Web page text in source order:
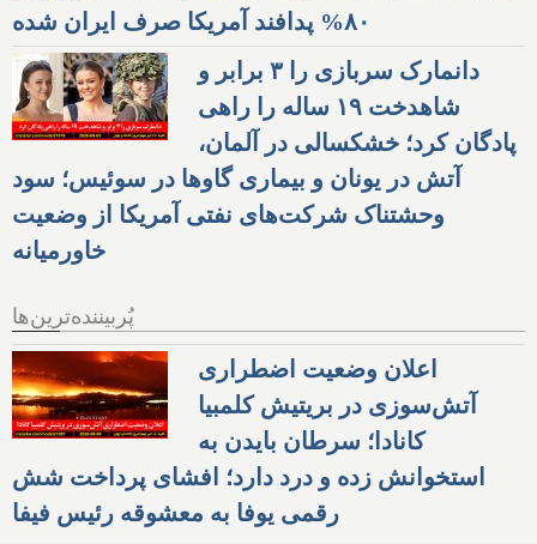
۸۰% پدافند آمریکا صرف ایران شده
دانمارک سربازی را ۳ برابر و
شاهدخت ۱۹ ساله را راهی
پادگان کرد؛ خشکسالی در آلمان،
آتش در یونان و بیماری گاوها در سوئیس؛ سود
وحشتناک شرکت‌های نفتی آمریکا از وضعیت
خاورمیانه
پُربیننده‌ترین‌ها
اعلان وضعیت اضطراری
آتش‌سوزی در بریتیش کلمبیا
کانادا؛ سرطان بایدن به
استخوانش زده و درد دارد؛ افشای پرداخت شش
رقمی یوفا به معشوقه رئیس فیفا